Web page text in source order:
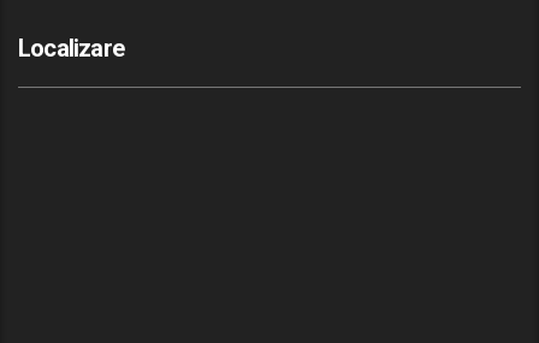
Localizare